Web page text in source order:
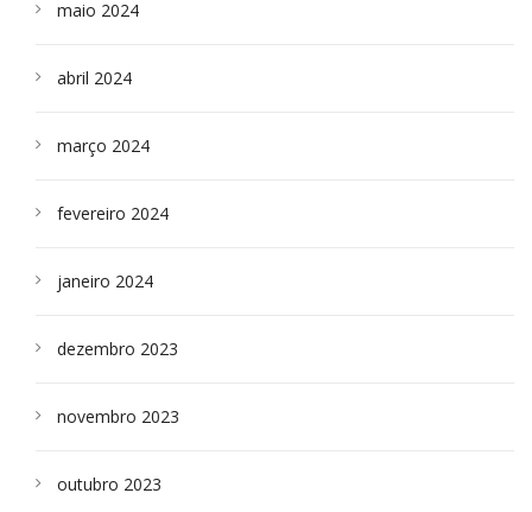
maio 2024
abril 2024
março 2024
fevereiro 2024
janeiro 2024
dezembro 2023
novembro 2023
outubro 2023